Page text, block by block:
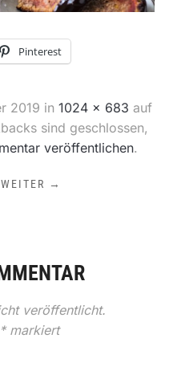
Pinterest
2019 in 1024 × 683 auf
sind geschlossen,
veröffentlichen.
WEITER →
veröffentlicht.
*markiert